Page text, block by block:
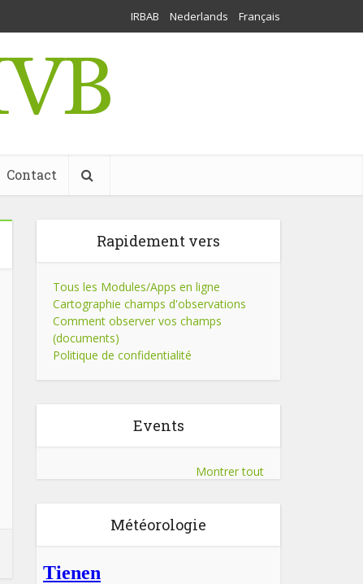
IRBAB Nederlands Français
Contact
Rapidement vers
Tous les Modules/Apps en ligne
Cartographie champs d'observations
Comment observer vos champs
(documents)
Politique de confidentialité
Events
Montrer tout
Météorologie